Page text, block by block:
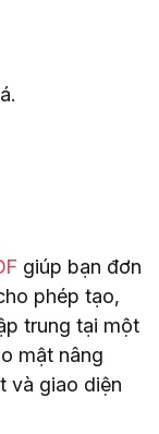
giúp bạn đơn
phép tạo,
trung tại một
mật nâng
và giao diện